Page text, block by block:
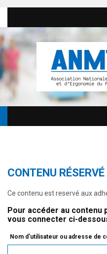
CONTENU
Ce contenu est reservé aux
Pour accéder au contenu
vous connecter ci-
Nom d'utilisateur ou adresse de